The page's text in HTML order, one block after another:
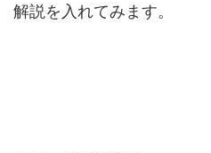
解説を入れてみます。